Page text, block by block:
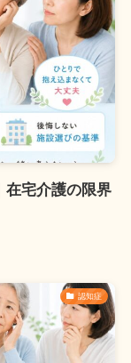
在宅介護の限界
認知症